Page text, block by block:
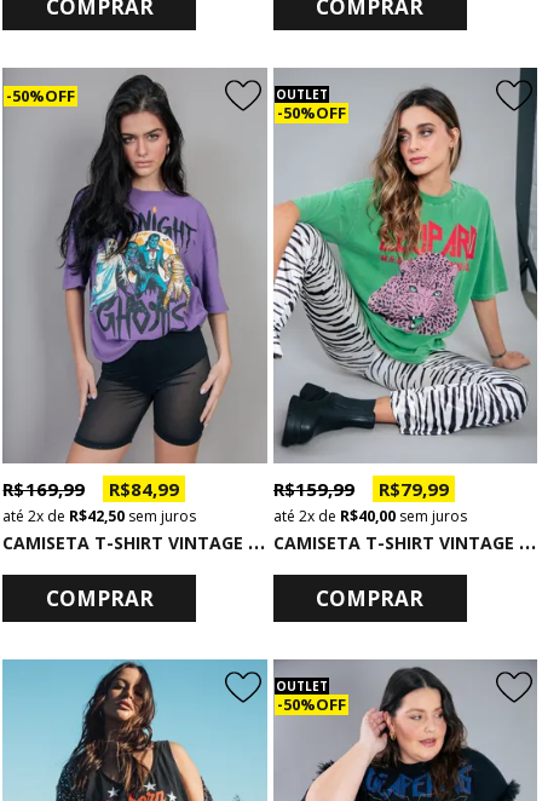
COMPRAR COMPRAR
50% OFF
C
AMISETA T-SHIRT VINTAGE ROXA MIDNIGHT GHOSTS
R$ 169,99 R$ 84,99
2x de R$ 42,50 sem juros
COMPRAR
OUTLET
50% OFF
C
AMISETA T-SHIRT VINTAGE VERDE LEOPARD
R$ 159,99 R$ 79,99
2xde R$ 40,00sem juros
COMPRAR
OUTLET
50% OFF